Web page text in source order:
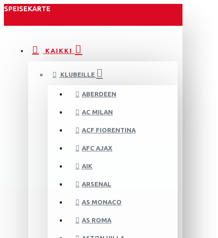
SPEISEKARTE
KAIKKI
KLUBEILLE
ABERDEEN
AC MILAN
ACF FIORENTINA
AFC AJAX
AIK
ARSENAL
AS MONACO
AS ROMA